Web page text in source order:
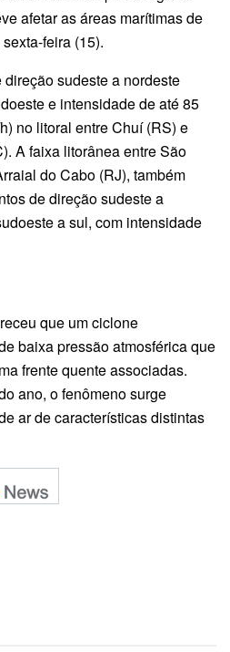
afetar as áreas marítimas de
feira (15).
sudeste a nordeste
e intensidade de até 85
no litoral entre Chuí (RS) e
A faixa litorânea entre São
do Cabo (RJ), também
de direção sudeste a
a sul, com intensidade
que um ciclone
baixa pressão atmosférica que
frente quente associadas.
ano, o fenômeno surge
ar de características distintas